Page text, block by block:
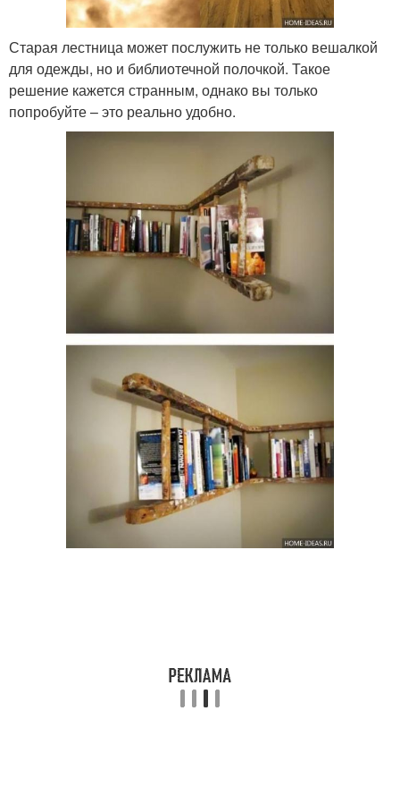
Старая лестница может послужить не только вешалкой
для одежды, но и библиотечной полочкой. Такое
решение кажется странным, однако вы только
попробуйте – это реально удобно.